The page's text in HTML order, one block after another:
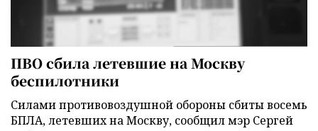
ПВО сбила летевшие на Москву
беспилотники
Силами противовоздушной обороны сбиты восемь
БПЛА, летевших на Москву, сообщил мэр Сергей